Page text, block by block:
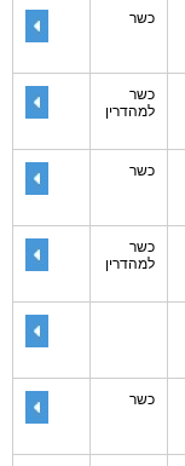
כשר
כשר
למהדרין
כשר
כשר
למהדרין
כשר